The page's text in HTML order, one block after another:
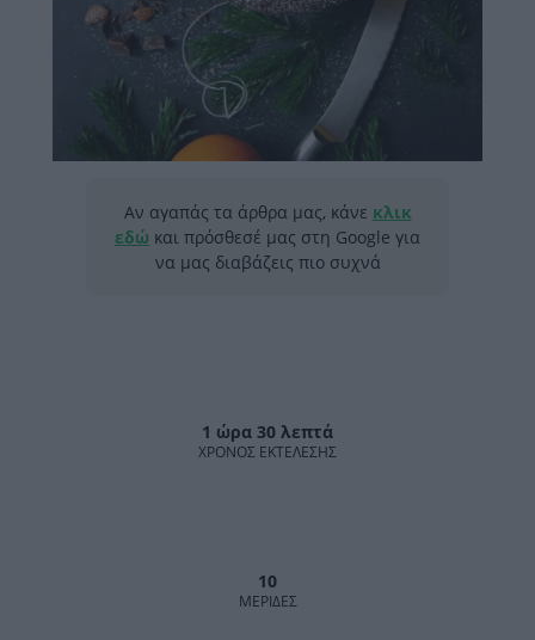
Αν αγαπάς τα άρθρα μας, κάνε κλικ
εδώ και πρόσθεσέ μας στη Google για
να μας διαβάζεις πιο συχνά
1 ώρα 30 λεπτά
ΧΡΌΝΟΣ ΕΚΤΈΛΕΣΗΣ
10
MΕΡΊΔΕΣ